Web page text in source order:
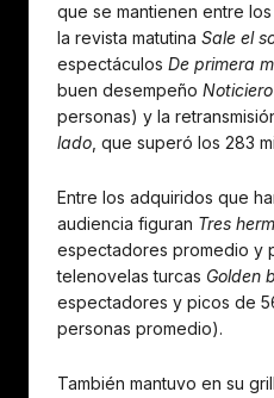
que se mantienen entre
la revista matutina Sale el
espectáculos De primera
buen desempeño
personas) y la
lado , que superó los 283
Entre los adquiridos que
audiencia figuran Tres
espectadores promedio y
telenovelas turcas Golden
espectadores y picos de
personas promedio).
También mantuvo en su